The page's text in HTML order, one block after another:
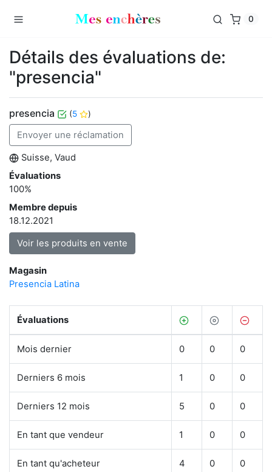
0
Détails des évaluations de:
"presencia"
presencia (5 )
Envoyer une réclamation
Suisse, Vaud
Évaluations
100%
Membre depuis
18.12.2021
Voir les produits en vente
Magasin
Presencia Latina
Évaluations
Mois dernier 0 0 0
Derniers 6 mois 1 0 0
Derniers 12 mois 5 0 0
En tant que vendeur 1 0 0
En tant qu'acheteur 4 0 0